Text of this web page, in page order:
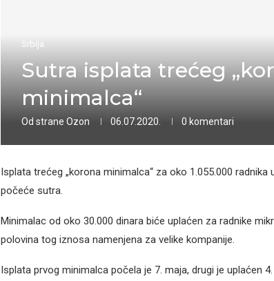
Srbija
Sutra isplata trećeg
minimalca“
Od strane Ozon 06.07.2020. 0 komentari
Isplata trećeg „korona minimalca“ za oko 1.055.000
počeće sutra.
Minimalac od oko 30.000 dinara biće uplaćen za radnike
polovina tog iznosa namenjena za velike kompanije.
Isplata prvog minimalca počela je 7. maja, drugi je uplaćen